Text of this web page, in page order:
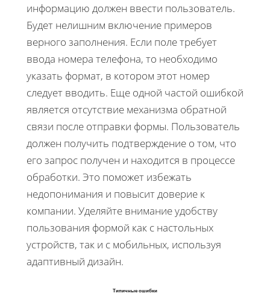
информацию должен ввести пользователь.
Будет нелишним включение примеров
верного заполнения. Если поле требует
ввода номера телефона, то необходимо
указать формат, в котором этот номер
следует вводить. Еще одной частой ошибкой
является отсутствие механизма обратной
связи после отправки формы. Пользователь
должен получить подтверждение о том, что
его запрос получен и находится в процессе
обработки. Это поможет избежать
недопонимания и повысит доверие к
компании. Уделяйте внимание удобству
пользования формой как с настольных
устройств, так и с мобильных, используя
адаптивный дизайн.
Типичные ошибки